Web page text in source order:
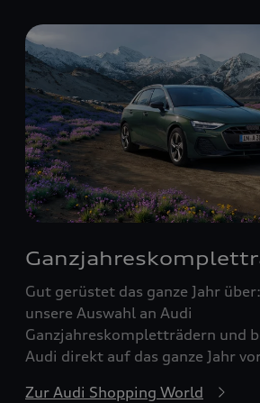
Gut gerüstet das ganze Jahr
unsere Auswahl an Audi
Ganzjahreskompletträdern und
Audi direkt auf das ganze Jahr
Zur Audi Shopping World